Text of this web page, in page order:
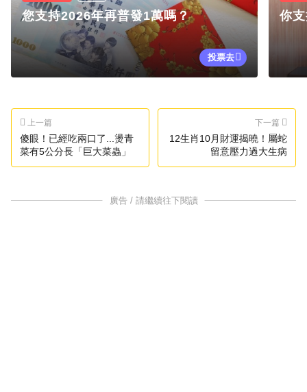
您支持2026年再普發1萬嗎？
投票去
你
上一篇
傻眼！已經吃兩口了...燙青
菜有5公分長「巨大菜蟲」
下一篇
12生肖10月財運揭曉！屬蛇
留意壓力過大生病
廣告 / 請繼續往下閱讀